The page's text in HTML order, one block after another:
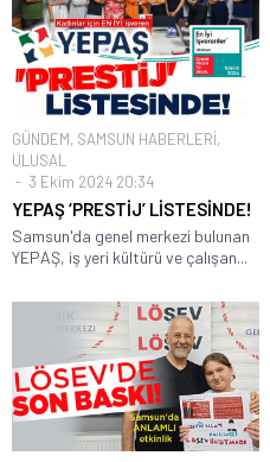
GÜNDEM, SAMSUN HABERLERİ,
ULUSAL
3 Ekim 2024 20:34
YEPAŞ ‘PRESTİJ’ LİSTESİNDE!
Samsun'da genel merkezi bulunan
YEPAŞ, iş yeri kültürü ve çalışan...